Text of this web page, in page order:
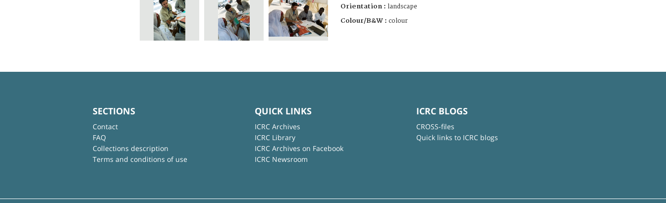
Orientation : landscape
Colour/B&W : colour
SECTIONS
Contact
FAQ
Collections description
Terms and conditions of use
QUICK LINKS
ICRC Archives
ICRC Library
ICRC Archives on Facebook
ICRC Newsroom
ICRC BLOGS
CROSS-files
Quick links to ICRC blogs